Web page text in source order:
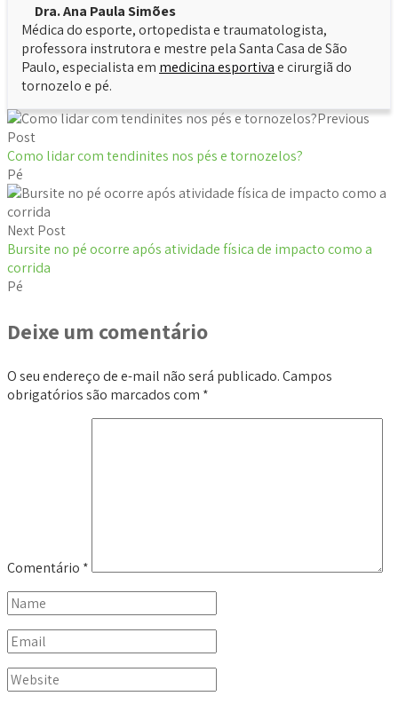
Dra. Ana Paula Simões
Médica do esporte, ortopedista e traumatologista,
professora instrutora e mestre pela Santa Casa de São
Paulo, especialista em medicina esportivae cirurgiã do
tornozelo e pé.
Previous
Post
Como lidar com tendinites nos pés e tornozelos?
Pé
Next Post
Bursite no pé ocorre após atividade física de impacto como a
corrida
Pé
Deixe um comentário
O seu endereço de e-mail não será publicado.Campos
obrigatórios são marcados com *
Comentário *